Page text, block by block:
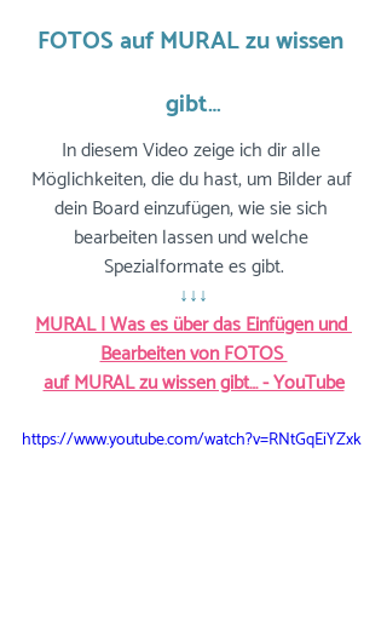
FOTOS auf MURAL zu wissen
gibt…
In diesem Video zeige ich dir alle
Möglichkeiten, die du hast, um Bilder auf
dein Board einzufügen, wie sie sich
bearbeiten lassen und welche
Spezialformate es gibt.
↓↓↓
MURAL | Was es über das Einfügen und
Bearbeiten von FOTOS
auf MURAL zu wissen gibt… - YouTube
https://www.youtube.com/watch?v=RNtGqEiYZxk